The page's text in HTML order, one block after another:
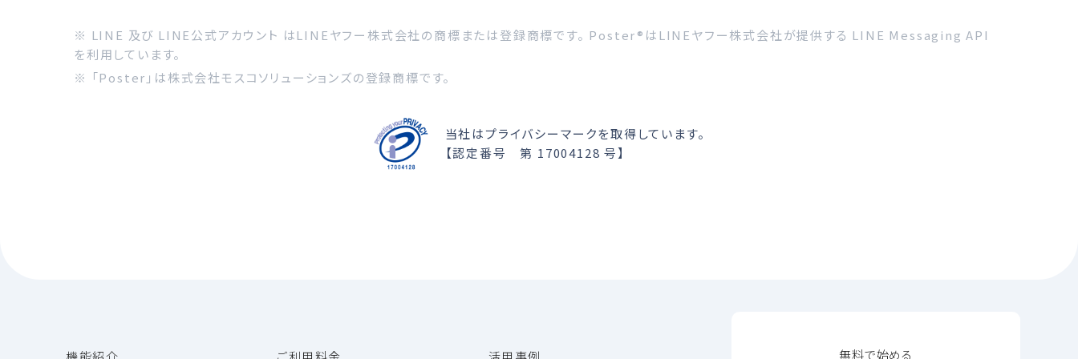
※ LINE 及び LINE公式アカウント はLINEヤフー株式会社の商標または登録商標です。 Poster®はLINEヤフー株式会社が提供する LINE Messaging API
を利用しています。
※ 「Poster」は株式会社モスコソリューションズの登録商標です。
当社はプライバシーマークを取得しています。
【認定番号 第 17004128 号】
無料で始める